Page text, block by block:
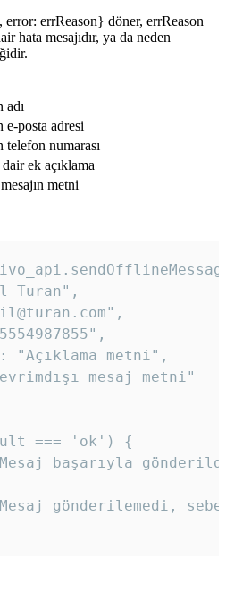
errReason} döner, errReason
hata mesajıdır, ya da neden
adı
e-posta adresi
numarası
ek açıklama
metni
Turan",
"Açıklama metni",
mesaj metni"
=== 'ok') {
başarıyla
gönderilemedi,